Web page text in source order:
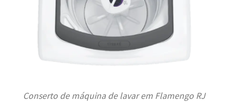
Conserto de máquina de lavar em Flamengo RJ